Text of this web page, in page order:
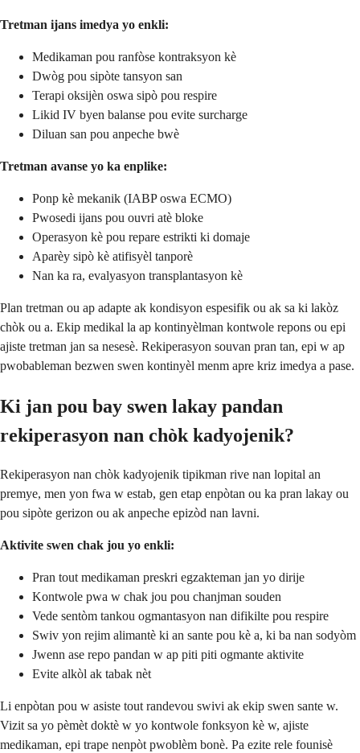
Tretman ijans imedya yo enkli:
Medikaman pou ranfòse kontraksyon kè
Dwòg pou sipòte tansyon san
Terapi oksijèn oswa sipò pou respire
Likid IV byen balanse pou evite surcharge
Diluan san pou anpeche bwè
Tretman avanse yo ka enplike:
Ponp kè mekanik (IABP oswa ECMO)
Pwosedi ijans pou ouvri atè bloke
Operasyon kè pou repare estrikti ki domaje
Aparèy sipò kè atifisyèl tanporè
Nan ka ra, evalyasyon transplantasyon kè
Plan tretman ou ap adapte ak kondisyon espesifik ou ak sa ki lakòz
chòk ou a. Ekip medikal la ap kontinyèlman kontwole repons ou epi
ajiste tretman jan sa nesesè. Rekiperasyon souvan pran tan, epi w ap
pwobableman bezwen swen kontinyèl menm apre kriz imedya a pase.
Ki jan pou bay swen lakay pandan
rekiperasyon nan chòk kadyojenik?
Rekiperasyon nan chòk kadyojenik tipikman rive nan lopital an
premye, men yon fwa w estab, gen etap enpòtan ou ka pran lakay ou
pou sipòte gerizon ou ak anpeche epizòd nan lavni.
Aktivite swen chak jou yo enkli:
Pran tout medikaman preskri egzakteman jan yo dirije
Kontwole pwa w chak jou pou chanjman souden
Vede sentòm tankou ogmantasyon nan difikilte pou respire
Swiv yon rejim alimantè ki an sante pou kè a, ki ba nan sodyòm
Jwenn ase repo pandan w ap piti piti ogmante aktivite
Evite alkòl ak tabak nèt
Li enpòtan pou w asiste tout randevou swivi ak ekip swen sante w.
Vizit sa yo pèmèt doktè w yo kontwole fonksyon kè w, ajiste
medikaman, epi trape nenpòt pwoblèm bonè. Pa ezite rele founisè